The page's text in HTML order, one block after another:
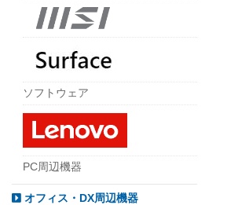
ソフトウェア
PC周辺機器
オフィス・DX周辺機器